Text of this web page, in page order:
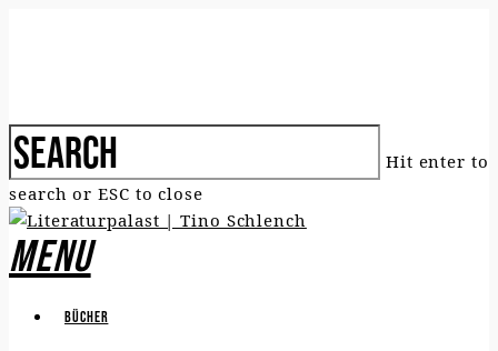
Hit enter to
search or ESC to close
Menu
Bücher